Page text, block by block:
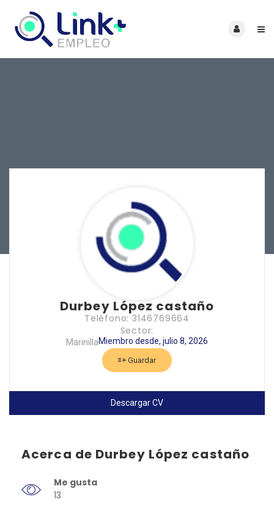
Durbey López castaño
Teléfono: 3146769664
Sector:
MarinillaMiembro desde, julio 8, 2026
Guardar
Descargar CV
Acerca de Durbey López castaño
Me gusta
13